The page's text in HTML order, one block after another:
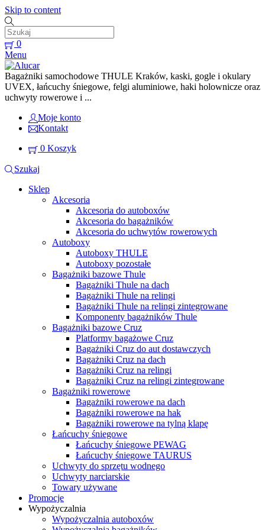
Skip to content
0
Menu
Bagażniki samochodowe THULE Kraków, kaski, gogle i okulary
UVEX, łańcuchy śniegowe, felgi aluminiowe, haki holownicze oraz
uchwyty rowerowe i ...
Moje konto
Kontakt
0 Koszyk
Szukaj
Sklep
Akcesoria
Akcesoria do autoboxów
Akcesoria do bagażników
Akcesoria do uchwytów rowerowych
Autoboxy
Autoboxy THULE
Autoboxy pozostałe
Bagażniki bazowe Thule
Bagażniki Thule na dach
Bagażniki Thule na relingi
Bagażniki Thule na relingi zintegrowane
Komponenty bagażników Thule
Bagażniki bazowe Cruz
Platformy bagażowe Cruz
Bagażniki Cruz do aut dostawczych
Bagażniki Cruz na dach
Bagażniki Cruz na relingi
Bagażniki Cruz na relingi zintegrowane
Bagażniki rowerowe
Bagażniki rowerowe na dach
Bagażniki rowerowe na hak
Bagażniki rowerowe na tylną klapę
Łańcuchy śniegowe
Łańcuchy śniegowe PEWAG
Łańcuchy śniegowe TAURUS
Uchwyty do sprzętu wodnego
Uchwyty narciarskie
Towary używane
Promocje
Wypożyczalnia
Wypożyczalnia autoboxów